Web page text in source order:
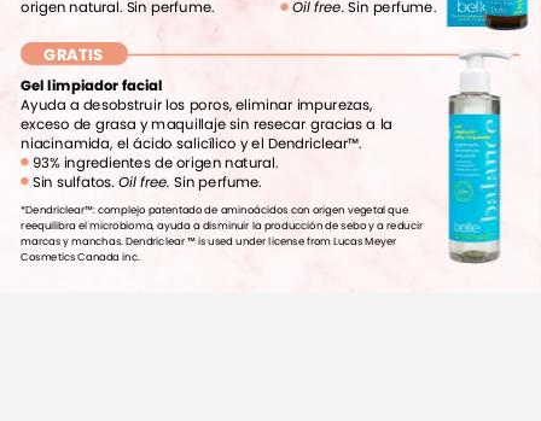
origen natural. Sin perfume.
Oil free. Sin perfume.
*Dendriclear™: complejo patentado de aminoácidos con origen vegetalque
reequilibraelmicrobioma,ayuda a disminuir la produccióndeseboya reducir
marcasymanchas.Dendriclear™ isusedunder licensefromLucas Meyer
CosmeticsCanadainc.
Gel limpiadorfacial
Ayuda a desobstruirlos poros,eliminar impurezas,
exceso de grasa ymaquillajesin resecar gracias a la
niacinamida, el ácido salicílico yel Dendriclear™.
93% ingredientes deorigennatural.
Sin sulfatos. Oil free. Sin perfume.
GRATIS